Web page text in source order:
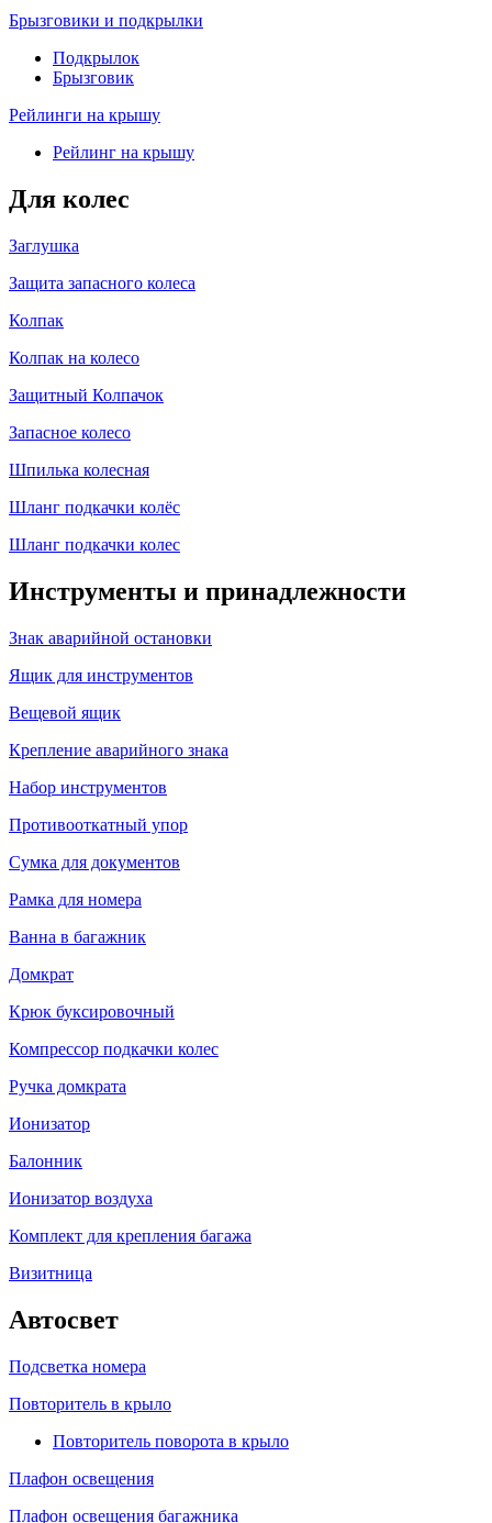
Брызговики и подкрылки
Подкрылок
Брызговик
Рейлинги на крышу
Рейлинг на крышу
Для колес
Заглушка
Защита запасного колеса
Колпак
Колпак на колесо
Защитный Колпачок
Запасное колесо
Шпилька колесная
Шланг подкачки колёс
Шланг подкачки колес
Инструменты и принадлежности
Знак аварийной остановки
Ящик для инструментов
Вещевой ящик
Крепление аварийного знака
Набор инструментов
Противооткатный упор
Сумка для документов
Рамка для номера
Ванна в багажник
Домкрат
Крюк буксировочный
Компрессор подкачки колес
Ручка домкрата
Ионизатор
Балонник
Ионизатор воздуха
Комплект для крепления багажа
Визитница
Автосвет
Подсветка номера
Повторитель в крыло
Повторитель поворота в крыло
Плафон освещения
Плафон освещения багажника